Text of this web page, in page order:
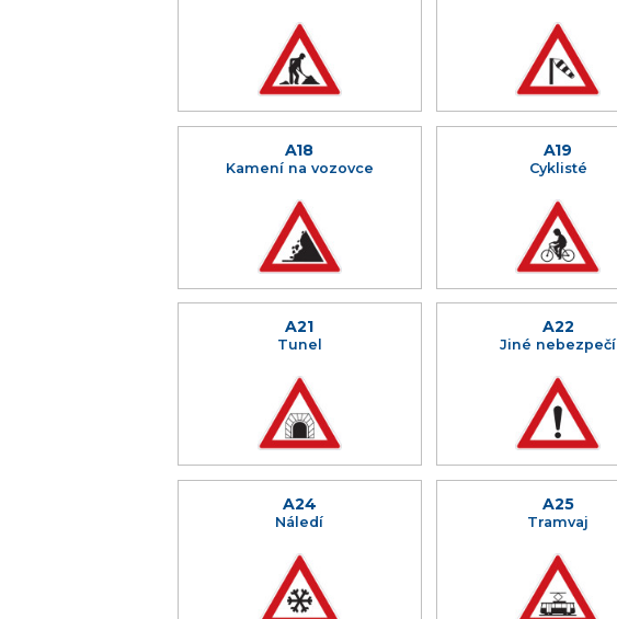
A18
Kamení na vozovce
A19
Cyklisté
A21
Tunel
A22
Jiné nebezpečí
A24
Náledí
A25
Tramvaj